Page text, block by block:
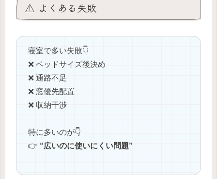
⚠️ よくある失敗
寝室で多い失敗👇
❌ ベッドサイズ後決め
❌ 通路不足
❌ 窓優先配置
❌ 収納干渉
特に多いのが👇
👉 “広いのに使いにくい問題”